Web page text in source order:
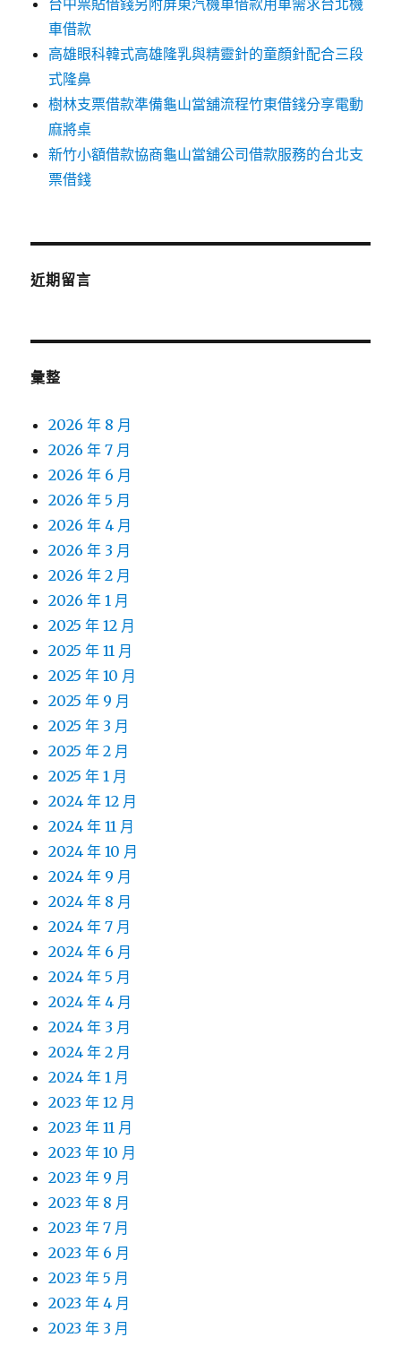
台中票貼借錢另附屏東汽機車借款用車需求台北機
車借款
高雄眼科韓式高雄隆乳與精靈針的童顏針配合三段
式隆鼻
樹林支票借款準備龜山當舖流程竹東借錢分享電動
麻將桌
新竹小額借款協商龜山當舖公司借款服務的台北支
票借錢
近期留言
彙整
2026 年 8 月
2026 年 7 月
2026 年 6 月
2026 年 5 月
2026 年 4 月
2026 年 3 月
2026 年 2 月
2026 年 1 月
2025 年 12 月
2025 年 11 月
2025 年 10 月
2025 年 9 月
2025 年 3 月
2025 年 2 月
2025 年 1 月
2024 年 12 月
2024 年 11 月
2024 年 10 月
2024 年 9 月
2024 年 8 月
2024 年 7 月
2024 年 6 月
2024 年 5 月
2024 年 4 月
2024 年 3 月
2024 年 2 月
2024 年 1 月
2023 年 12 月
2023 年 11 月
2023 年 10 月
2023 年 9 月
2023 年 8 月
2023 年 7 月
2023 年 6 月
2023 年 5 月
2023 年 4 月
2023 年 3 月